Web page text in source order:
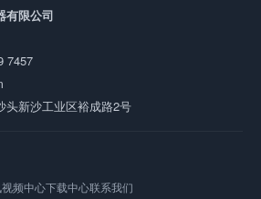
有限公司
7457
头新沙工业区裕成路2号
视频中心下载中心联系我们